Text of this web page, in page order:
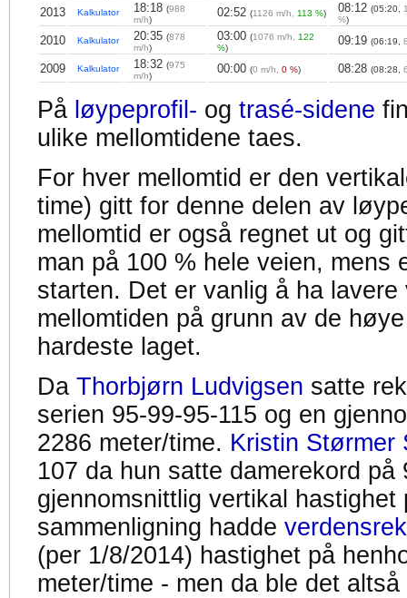
2013
Kalkulator 18:18 (988
m/h)
02:52 (1126 m/h, 113 %) 08:12 (05:20,
%)
2010 Kalkulator 20:35 (878
m/h)
03:00 (1076 m/h, 122
%)
09:19 (06:19,
2009 Kalkulator 18:32 (975
m/h)
00:00 (0 m/h, 0 %) 08:28 (08:28,
På løypeprofil- og trasé-sidene
ulike mellomtidene taes.
For hver mellomtid er den
time) gitt for denne delen av
mellomtid er også regnet ut og
man på 100 % hele veien, mens
starten. Det er vanlig å ha
mellomtiden på grunn av de
hardeste laget.
Da Thorbjørn Ludvigsen satte
serien 95-99-95-115 og en
2286 meter/time. Kristin Størmer
107 da hun satte damerekord på
gjennomsnittlig vertikal hastighet
sammenligning hadde
(per 1/8/2014) hastighet på
meter/time - men da ble det